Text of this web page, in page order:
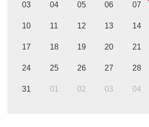
03 04 05 06 07
10 11 12 13 14
17 18 19 20 21
24 25 26 27 28
31 01 02 03 04